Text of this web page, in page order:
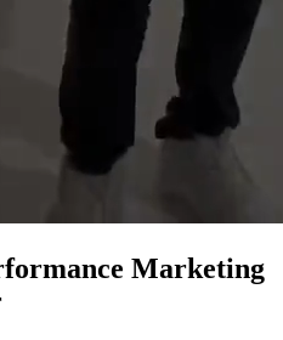
Marketing